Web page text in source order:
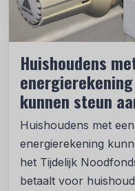
Huishoudens
kunnen steun
Huishoudens met
energierekening
het Tijdelijk
betaalt voor